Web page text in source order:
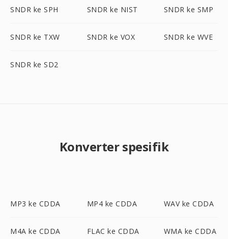
SNDR ke SPH SNDR ke NIST SNDR ke SMP
SNDR ke TXW SNDR ke VOX SNDR ke WVE
SNDR ke SD2
Konverter spesifik
MP3 ke CDDA MP4 ke CDDA WAV ke CDDA
M4A ke CDDA FLAC ke CDDA WMA ke CDDA